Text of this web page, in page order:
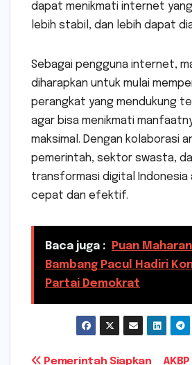
dapat menikmati internet
lebih stabil, dan lebih dapat
Sebagai pengguna internet,
diharapkan untuk mulai
perangkat yang mendukung
agar bisa menikmati
maksimal. Dengan kolaborasi
pemerintah, sektor swasta,
transformasi digital Indonesia
cepat dan efektif.
Baca juga :
Puan
Bambang Pacul Hadiri
Partai Demokrat
Pemerintah Siapkan